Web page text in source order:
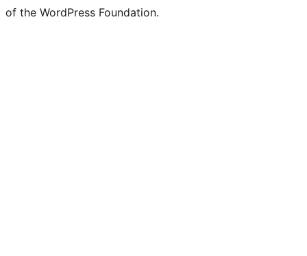
of the WordPress Foundation.